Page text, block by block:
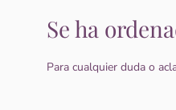
Se ha
Para cualquier duda o